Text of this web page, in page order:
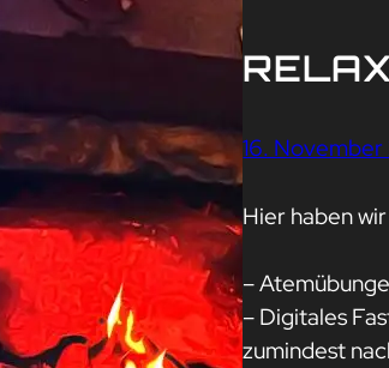
16. November
Hier haben
–
– Digitales
zumindest